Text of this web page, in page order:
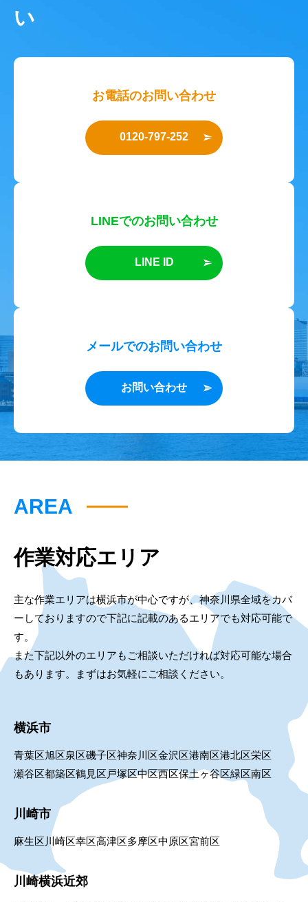
い
お電話のお問い合わせ
0120-797-252
LINEでのお問い合わせ
LINE ID
メールでのお問い合わせ
お問い合わせ
AREA
作業対応エリア
主な作業エリアは横浜市が中心ですが、神奈川県全域をカバ
ーしておりますので下記に記載のあるエリアでも対応可能で
す。
また下記以外のエリアもご相談いただければ対応可能な場合
もあります。まずはお気軽にご相談ください。
横浜市
青葉区旭区泉区磯子区神奈川区金沢区港南区港北区栄区
瀬谷区都築区鶴見区 戸塚区中区西区保土ヶ谷区緑区南区
川崎市
麻生区 川崎区幸区高津区多摩区中原区宮前区
川崎横浜近郊